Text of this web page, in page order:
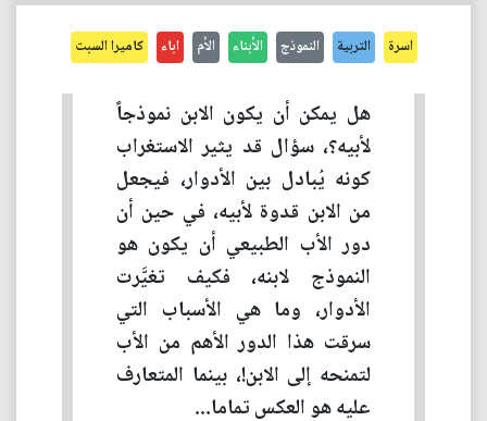
اسرة التربية النموذج الأبناء الأم اباء كاميرا السبت
هل يمكن أن يكون الابن نموذجاً
لأبيه؟، سؤال قد يثير الاستغراب
كونه يُبادل بين الأدوار، فيجعل
من الابن قدوة لأبيه، في حين أن
دور الأب الطبيعي أن يكون هو
النموذج لابنه، فكيف تغيَّرت
الأدوار، وما هي الأسباب التي
سرقت هذا الدور الأهم من الأب
لتمنحه إلى الابن!، بينما المتعارف
عليه هو العكس تماما...